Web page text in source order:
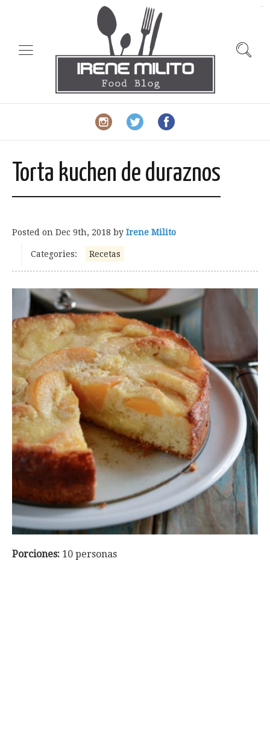
Torta kuchen de duraznos
Posted on Dec 9th, 2018 by Irene Milito
Categories: Recetas
Porciones: 10 personas